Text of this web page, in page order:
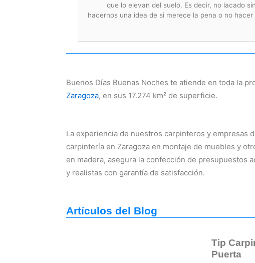
que lo elevan del suelo. Es decir, no lacado
hacernos una idea de si merece la pena o no hacer
Buenos Días Buenas Noches te atiende en toda la
Zaragoza, en sus 17.274 km² de superficie.
La experiencia de nuestros carpinteros y empresas
carpintería en Zaragoza en montaje de muebles y
en madera, asegura la confección de presupuestos
y realistas con garantía de satisfacción.
Artículos del Blog
Tip
Puerta